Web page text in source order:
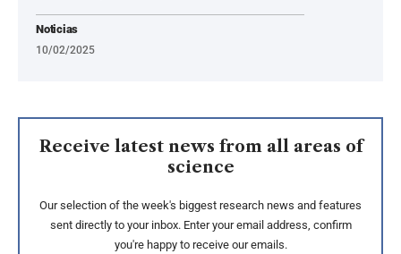
Noticias
10/02/2025
Receive latest news from all areas of
science
Our selection of the week's biggest research news and features
sent directly to your inbox. Enter your email address, confirm
you're happy to receive our emails.